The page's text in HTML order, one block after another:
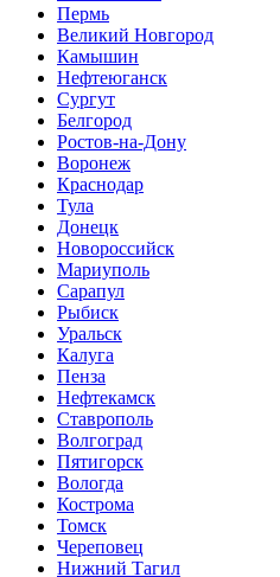
Пермь
Великий Новгород
Камышин
Нефтеюганск
Сургут
Белгород
Ростов-на-Дону
Воронеж
Краснодар
Тула
Донецк
Новороссийск
Мариуполь
Сарапул
Рыбиск
Уральск
Калуга
Пенза
Нефтекамск
Ставрополь
Волгоград
Пятигорск
Вологда
Кострома
Томск
Череповец
Нижний Тагил